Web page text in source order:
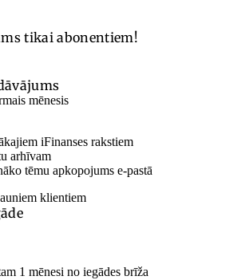
tikai abonentiem!
mēnesis
iFinanses rakstiem
arhīvam
tēmu apkopojums e-pastā
klientiem
1 mēnesi no iegādes brīža